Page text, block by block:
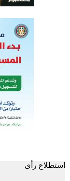
استطلاع رأى